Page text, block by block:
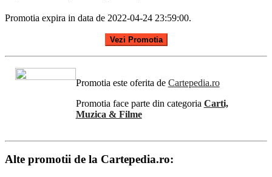
Promotia expira in data de 2022-04-24 23:59:00.
Vezi Promotia
Promotia este oferita de Cartepedia.ro
Promotia face parte din categoria Carti,
Muzica & Filme
Alte promotii de la Cartepedia.ro: